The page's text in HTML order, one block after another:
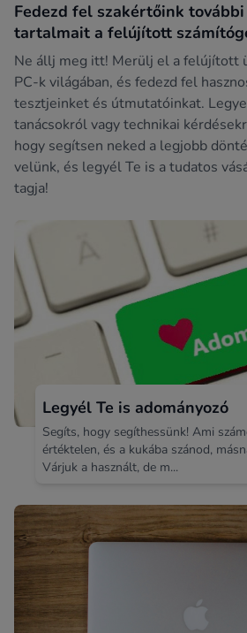
Fedezd fel szakértőink
tartalmait a felújított
Ne állj meg itt! Merülj el a felújított
PC-k világában, és fedezd fel
tesztjeinket és útmutatóinkat.
tanácsokról vagy technikai
hogy segítsen neked a legjobb
velünk, és legyél Te is a tudatos
tagja!
Legyél Te is adományozó
Segíts, hogy segíthessünk! Ami
értéktelen, és a kukába szánod,
Várjuk a használt, de m...